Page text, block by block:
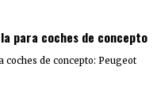
para coches de concepto
coches de concepto: Peugeot